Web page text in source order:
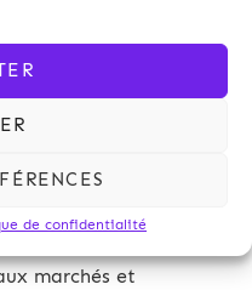
de confidentialité
droit de la
consacre
domaine de la
marchés et